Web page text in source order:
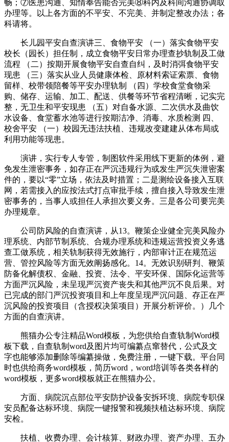
畅；⑦医患沟通、知情奉告能否完美⑧科内及科间沟通协调取
办理等。以上各方面的不平安、不完美、并制定整改办法；各
科请将。
长儿园平安自查演讲三、食物平安 （一）落实食物平安
校长（园长）担任制，成立食物平安日常办理查抄轨制及工做
流程 （二）按期开展食物平安自查自纠，及时消弭食物平安
现患 （三）落实从业人员健康体检、原材料索证索票、食物
留样、校带领陪餐等平安办理轨制 （四）学校食堂食物采
购、储存、运输、加工、配送、供餐等环节省程清晰，记实完
整，无卫生和平安现患 （五）对自备水源、二次供水及曲饮
水设备、食堂蓄水池等进行按期洁净、消毒、水质检测 四、
校舍平安 （一）校园无违法扶植、违规改变建建从体布局或
利用功能等现患。
演讲，实行专人专管，制图软件采用线下更新的体例，避
免发生泄密事务，如存正在严沉违规行为或发生严沉失泄密案
件的，要以“零”立场，依法及时措置；二是测绘设备接入互联
网，若需接入的应按法式打点审批手续，擅自接入导致发生泄
密事务的，当事人或担任人承担次要义务。三是各公司要完美
办理规章。
公司防风险的自查演讲，从13。鞭策企业健全完美风险办
理系统、内部节制系统、合规办理系统和违规运营投资义务逃
查工做系统，相关轨制获得无效施行，内部审计正在规范运
营、管控风险等方面无效阐扬感化。14。无效识别研判、鞭策
防备化解债权、金融、投资、法令、平安环保、国际化运营等
方面严沉风险，未呈现严沉资产丧失和其他严沉不良后果。对
已完成的部门严沉投资项目和上年度呈现严沉问题、存正在严
沉风险的投资项目（含授权决策项目）开展分析评价。）几个
方面的自查演讲。
熊猫办公专注精品Word模板，为您供给自查轨制Word模
板下载，自查轨制word及图片均可编纂点窜替代，公式及文
字也能够添加删除等编纂操做，免费注册，一键下载。平台同
时也供给商务word模板，简历word，word培训等各类各样的
word模板，更多word模板就正在熊猫办公。
方面、病院沉点部位平安防护设备安拆环境、病院专职保
安员配备达标环境、病院一键报警和视频扶植达标环境、病院
安检。
扶植、收费办理、会计核算、财政办理、资产办理、五办